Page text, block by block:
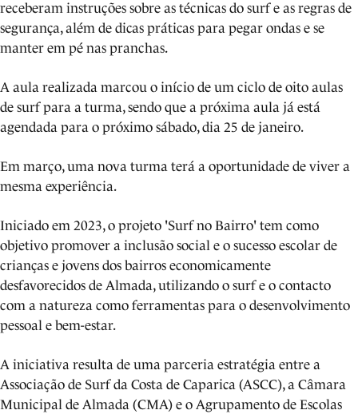
receberam instruções sobre as técnicas do surf e as regras de
segurança, além de dicas práticas para pegar ondas e se
manter em pé nas pranchas.
A aula realizada marcou o início de um ciclo de oito aulas
de surf para a turma, sendo que a próxima aula já está
agendada para o próximo sábado, dia 25 de janeiro.
Em março, uma nova turma terá a oportunidade de viver a
mesma experiência.
Iniciado em 2023, o projeto 'Surf no Bairro' tem como
objetivo promover a inclusão social e o sucesso escolar de
crianças e jovens dos bairros economicamente
desfavorecidos de Almada, utilizando o surf e o contacto
com a natureza como ferramentas para o desenvolvimento
pessoal e bem-estar.
A iniciativa resulta de uma parceria estratégia entre a
Associação de Surf da Costa de Caparica (ASCC), a Câmara
Municipal de Almada (CMA) e o Agrupamento de Escolas